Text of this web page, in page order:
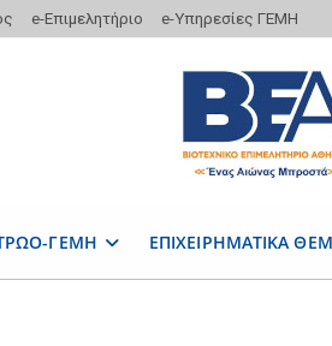
e-Επιμελητήριο e-Υπηρεσίες ΓΕΜΗ
ΓΕΜΗ ΕΠΙΧΕΙΡΗΜΑΤΙΚΑ